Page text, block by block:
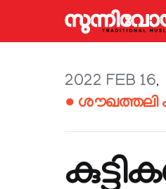
2022 FEB 16
● ശൗഖത്തലി